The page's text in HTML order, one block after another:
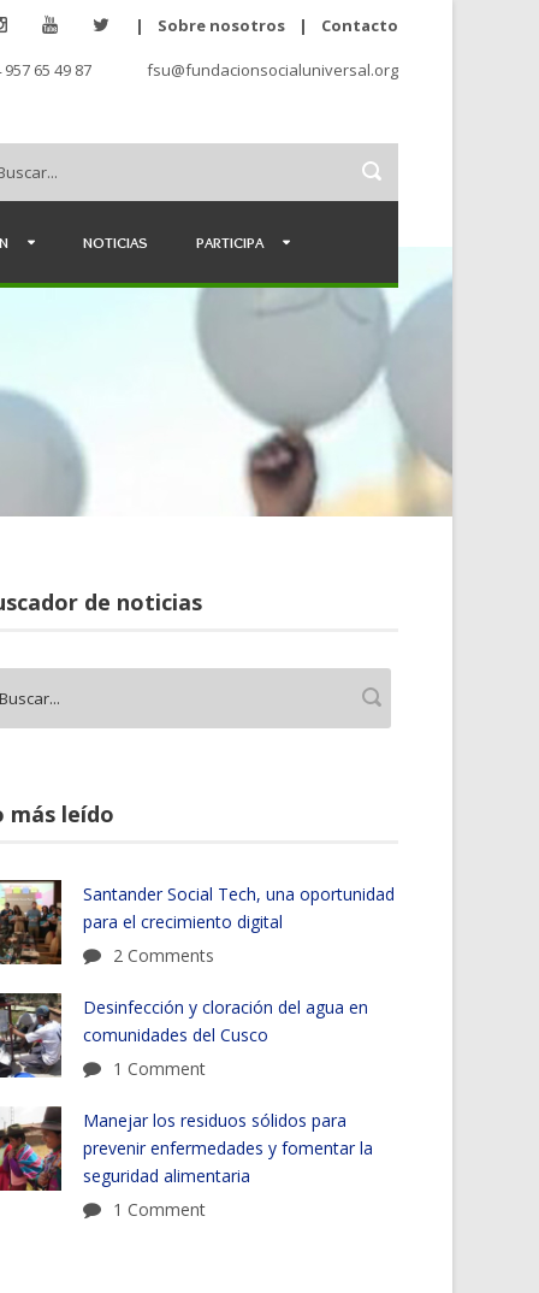
| Sobre nosotros | Contacto
65 49 87 fsu@fundacionsocialuniversal.org
NOTICIAS PARTICIPA
de noticias
más leído
Santander Social Tech, una oportunidad
para el crecimiento digital
2 Comments
Desinfección y cloración del agua en
comunidades del Cusco
1 Comment
Manejar los residuos sólidos para
prevenir enfermedades y fomentar la
seguridad alimentaria
1 Comment